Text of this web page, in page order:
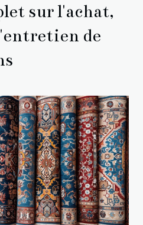
sur l'achat,
de